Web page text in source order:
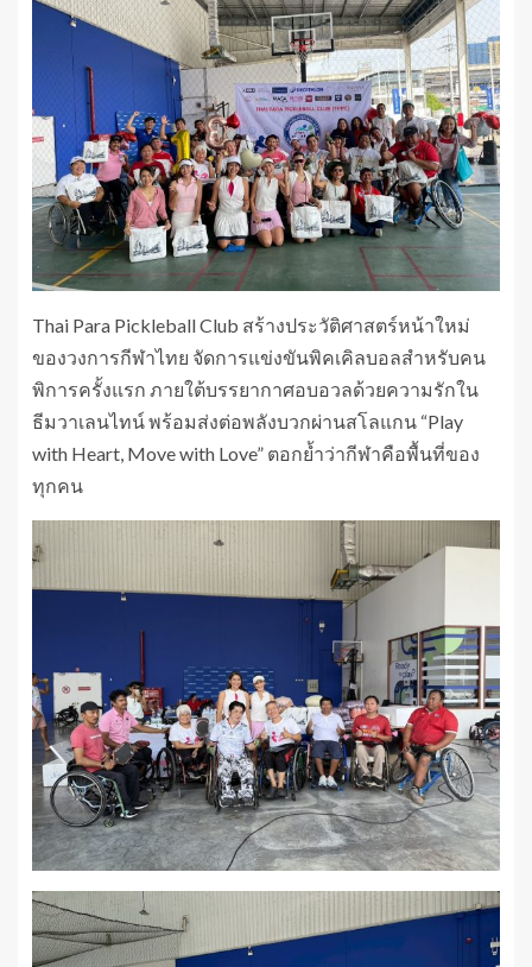
Thai Para Pickleball Club สร้างประวัติศาสตร์หน้าใหม่
ของวงการกีฬาไทย จัดการแข่งขันพิคเคิลบอลสำหรับคน
พิการครั้งแรก ภายใต้บรรยากาศอบอวลด้วยความรักใน
ธีมวาเลนไทน์ พร้อมส่งต่อพลังบวกผ่านสโลแกน “Play
with Heart, Move with Love” ตอกย้ำว่ากีฬาคือพื้นที่ของ
ทุกคน